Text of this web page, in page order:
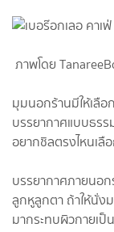
ภาพโดย
มุมนอกร้านมีให้เลื
บรรยากาศแบบธร
อยากชิลตรงไหนเลื
บรรยากาศภายนอก
ลูกหูลูกตา ถ้าให้นั่ง
มากระทบผิวกายเป็